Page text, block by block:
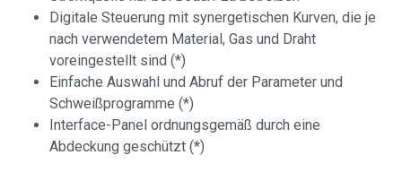
Digitale Steuerung mit synergetischen Kurven, die je
nach verwendetem Material, Gas und Draht
voreingestellt sind (*)
Einfache Auswahl und Abruf der Parameter und
Schweißprogramme (*)
Interface-Panel ordnungsgemäß durch eine
Abdeckung geschützt (*)